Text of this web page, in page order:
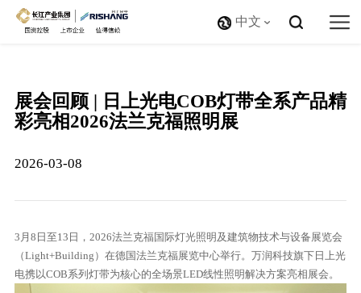
中文
展会回顾 | 日上光电COB灯带全系产品精
彩亮相2026法兰克福照明展
2026-03-08
3月8日至13日，2026法兰克福国际灯光照明及建筑物技术与设备展览会
（Light+Building）在德国法兰克福展览中心举行。万润科技旗下日上光
电携以COB系列灯带为核心的全场景LED线性照明解决方案亮相展会。